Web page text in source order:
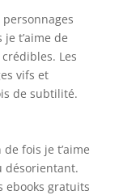
t’aime de
Les
vifs et
de subtilité.
fois je t’aime
désorientant.
ebooks gratuits